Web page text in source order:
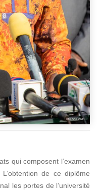
qui composent l’examen
de ce diplôme
les portes de l’université